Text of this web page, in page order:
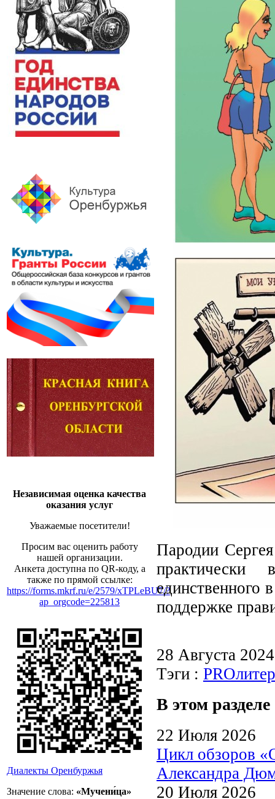
Независимая оценка качества
оказания услуг
Уважаемые посетители!
Просим вас оценить работу
нашей организации.
Анкета доступна по QR-коду, а
также по прямой ссылке:
https://forms.mkrf.ru/e/2579/xTPLeBU7/?
ap_orgcode=225813
Диалекты Оренбуржья
Значение слова: «Мучени́ца»
Пародии
единственного
поддержке
28 Августа
Тэги :
В этом разделе
22 Июля 2026
Цикл обзоров
Александра
20 Июля 2026